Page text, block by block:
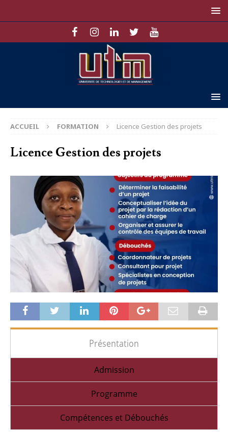
ACCUEIL FORMATION Licence Gestion des projets
Licence Gestion des projets
Présentation
Admission
Programme
Compétences et Débouchés